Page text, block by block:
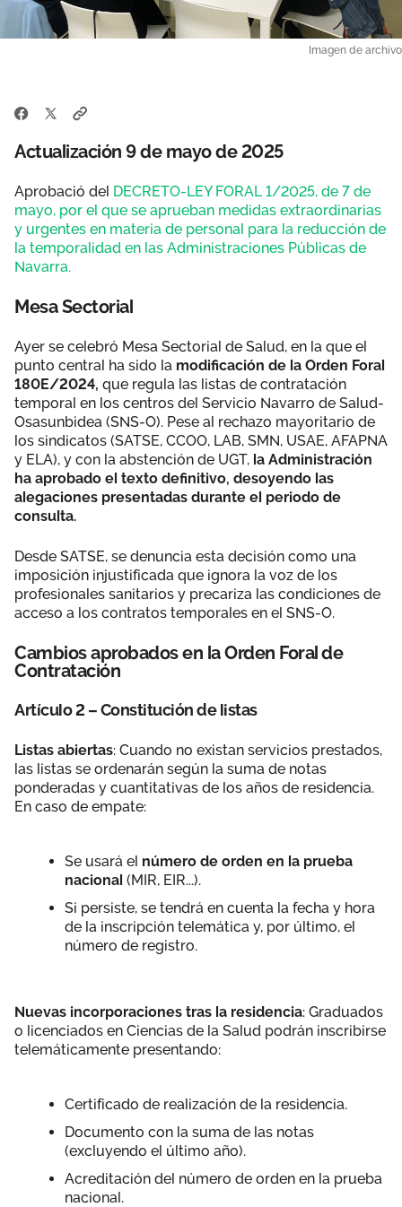
Imagen de archivo
Actualización 9 de mayo de 2025
Aprobació del DECRETO-LEY FORAL 1/2025, de 7 de
mayo, por el que se aprueban medidas extraordinarias
y urgentes en materia de personal para la reducción de
la temporalidad en las Administraciones Públicas de
Navarra.
Mesa Sectorial
Ayer se celebró Mesa Sectorial de Salud, en la que el
punto central ha sido la modificación de la Orden Foral
180E/2024, que regula las listas de contratación
temporal en los centros del Servicio Navarro de Salud-
Osasunbidea (SNS-O). Pese al rechazo mayoritario de
los sindicatos (SATSE, CCOO, LAB, SMN, USAE, AFAPNA
y ELA), y con la abstención de UGT, la Administración
ha aprobado el texto definitivo, desoyendo las
alegaciones presentadas durante el periodo de
consulta.
Desde SATSE, se denuncia esta decisión como una
imposición injustificada que ignora la voz de los
profesionales sanitarios y precariza las condiciones de
acceso a los contratos temporales en el SNS-O.
Cambios aprobados en la Orden Foral de
Contratación
Artículo 2 – Constitución de listas
Listas abiertas: Cuando no existan servicios prestados,
las listas se ordenarán según la suma de notas
ponderadas y cuantitativas de los años de residencia.
En caso de empate:
Se usará el número de orden en la prueba
nacional (MIR, EIR...).
Si persiste, se tendrá en cuenta la fecha y hora
de la inscripción telemática y, por último, el
número de registro.
Nuevas incorporaciones tras la residencia: Graduados
o licenciados en Ciencias de la Salud podrán inscribirse
telemáticamente presentando:
Certificado de realización de la residencia.
Documento con la suma de las notas
(excluyendo el último año).
Acreditación del número de orden en la prueba
nacional.